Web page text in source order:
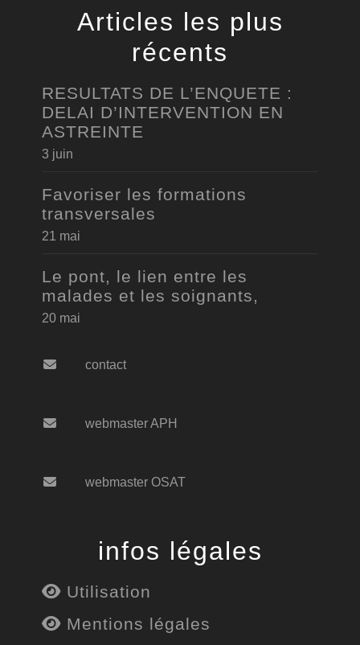
Articles les plus
récents
RESULTATS DE L’ENQUETE :
DELAI D’INTERVENTION EN
ASTREINTE
3 juin
Favoriser les formations
transversales
21 mai
Le pont, le lien entre les
malades et les soignants,
20 mai
contact
webmaster APH
webmaster OSAT
infos légales
Utilisation
Mentions légales